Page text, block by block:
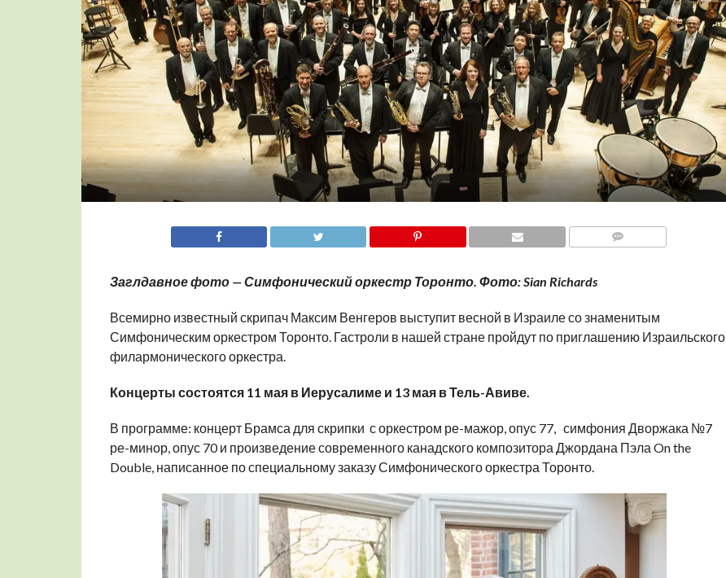
Заглдавное фото — Симфонический оркестр Торонто. Фото: Sian Richards
Всемирно известный скрипач Максим Венгеров выступит весной в Израиле со знаменитым
Симфоническим оркестром Торонто. Гастроли в нашей стране пройдут по приглашению Израильского
филармонического оркестра.
Концерты состоятся 11 мая в Иерусалиме и 13 мая в Тель-Авиве.
В программе: концерт Брамса для скрипки с оркестром ре-мажор, опус 77, симфония Дворжака №7
ре-минор, опус 70 и произведение современного канадского композитора Джордана Пэла On the
Double, написанное по специальному заказу Симфонического оркестра Торонто.